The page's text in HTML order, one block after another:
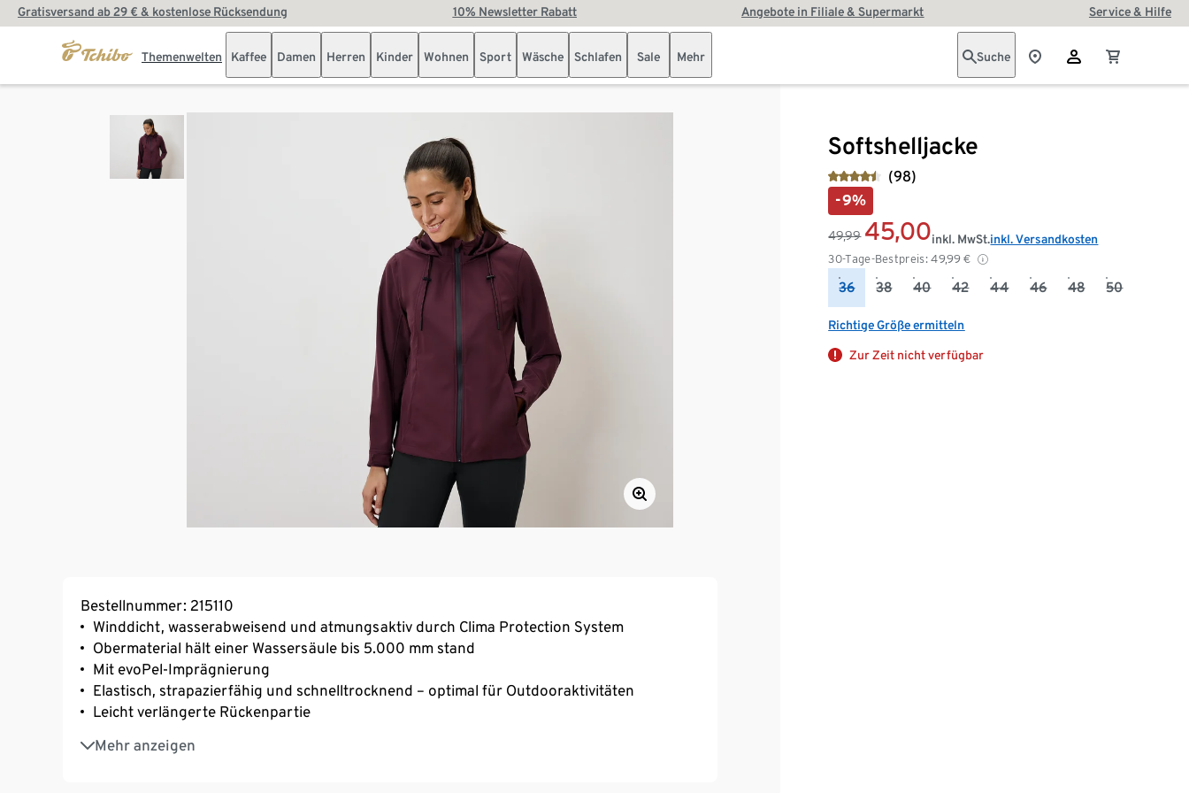
Gratisversand ab 29 € & kostenlose Rücksendung 10% Newsletter Rabatt Angebote in Filiale & Supermarkt Service & Hilfe
Themenwelten Kaffee Damen Herren Kinder Wohnen Sport Wäsche Schlafen Sale Mehr Suche
Softshelljacke
(98)
-9%
49,99 45,00
30-Tage-Bestpreis: 49,99 €
inkl. MwSt.inkl. Versandkosten
36 38 40 42 44 46 48 50
Richtige Größe ermitteln
Zur Zeit nicht verfügbar
Bestellnummer: 215110
Winddicht, wasserabweisend und atmungsaktiv durch Clima Protection System
Obermaterial hält einer Wassersäule bis 5.000 mm stand
Mit evoPel-Imprägnierung
Elastisch, strapazierfähig und schnelltrocknend – optimal für Outdooraktivitäten
Leicht verlängerte Rückenpartie
Mehr anzeigen
Abnehmbare, weitenverstellbare Kapuze
2 seitliche Leistentaschen mit Reißverschluss